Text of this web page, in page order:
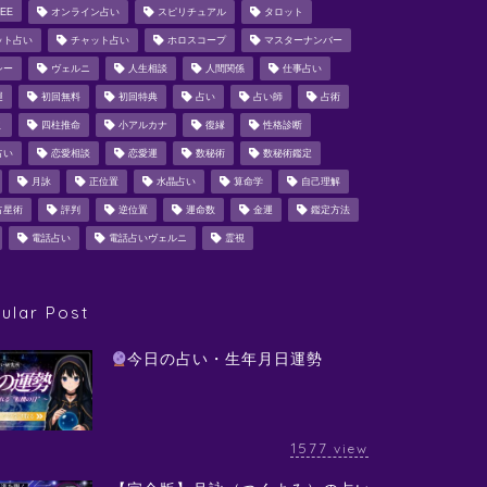
オンライン占い スピリチュアル タロット
ト占い チャット占い ホロスコープ マスターナンバー
ー ヴェルニ 人生相談 人間関係 仕事占い
初回無料 初回特典 占い 占い師 占術
四柱推命 小アルカナ 復縁 性格診断
い 恋愛相談 恋愛運 数秘術 数秘術鑑定
月詠 正位置 水晶占い 算命学 自己理解
星術 評判 逆位置 運命数 金運 鑑定方法
電話占い 電話占いヴェルニ 霊視
Post
今日の占い・生年月日運勢
1577 view